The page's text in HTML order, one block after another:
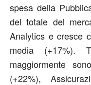
spesa della
del totale del
Analytics e cresce
media (+17%).
maggiormente
(+22%),